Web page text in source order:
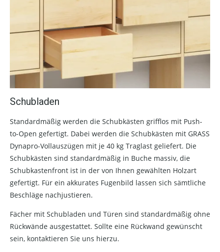
Schubladen
Standardmäßig werden die Schubkästen grifflos mit Push-
to-Open gefertigt. Dabei werden die Schubkästen mit GRASS
Dynapro-Vollauszügen mit je 40 kg Traglast geliefert. Die
Schubkästen sind standardmäßig in Buche massiv, die
Schubkastenfront ist in der von Ihnen gewählten Holzart
gefertigt. Für ein akkurates Fugenbild lassen sich sämtliche
Beschläge nachjustieren.
Fächer mit Schubladen und Türen sind standardmäßig ohne
Rückwände ausgestattet. Sollte eine Rückwand gewünscht
sein, kontaktieren Sie uns hierzu.